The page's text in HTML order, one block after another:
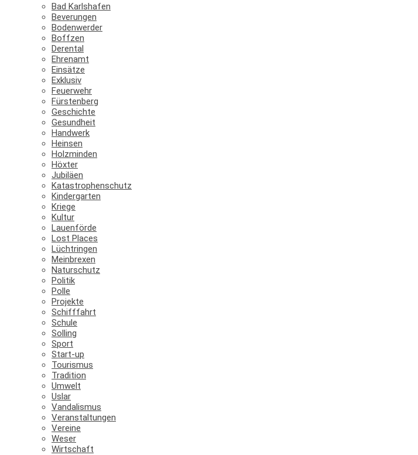
Bad Karlshafen
Beverungen
Bodenwerder
Boffzen
Derental
Ehrenamt
Einsätze
Exklusiv
Feuerwehr
Fürstenberg
Geschichte
Gesundheit
Handwerk
Heinsen
Holzminden
Höxter
Jubiläen
Katastrophenschutz
Kindergarten
Kriege
Kultur
Lauenförde
Lost Places
Lüchtringen
Meinbrexen
Naturschutz
Politik
Polle
Projekte
Schifffahrt
Schule
Solling
Sport
Start-up
Tourismus
Tradition
Umwelt
Uslar
Vandalismus
Veranstaltungen
Vereine
Weser
Wirtschaft